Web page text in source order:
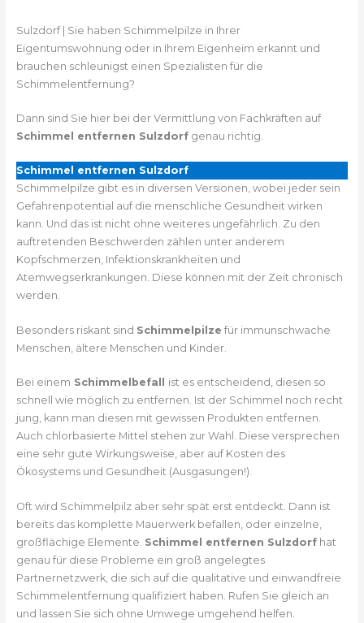
Sulzdorf | Sie haben Schimmelpilze in Ihrer
Eigentumswohnung oder in Ihrem Eigenheim erkannt und
brauchen schleunigst einen Spezialisten für die
Schimmelentfernung?
Dann sind Sie hier bei der Vermittlung von Fachkräften auf
Schimmel entfernen Sulzdorfgenau richtig.
Schimmel entfernen Sulzdorf
Schimmelpilze gibt es in diversen Versionen, wobei jeder sein
Gefahrenpotential auf die menschliche Gesundheit wirken
kann. Und das ist nicht ohne weiteres ungefährlich. Zu den
auftretenden Beschwerden zählen unter anderem
Kopfschmerzen, Infektionskrankheiten und
Atemwegserkrankungen. Diese können mit der Zeit chronisch
werden.
Besonders riskant sind Schimmelpilze für immunschwache
Menschen, ältere Menschen und Kinder.
Bei einem Schimmelbefall ist es entscheidend, diesen so
schnell wie möglich zu entfernen. Ist der Schimmel noch recht
jung, kann man diesen mit gewissen Produkten entfernen.
Auch chlorbasierte Mittel stehen zur Wahl. Diese versprechen
eine sehr gute Wirkungsweise, aber auf Kosten des
Ökosystems und Gesundheit (Ausgasungen!).
Oft wird Schimmelpilz aber sehr spät erst entdeckt. Dann ist
bereits das komplette Mauerwerk befallen, oder einzelne,
großflächige Elemente. Schimmel entfernen Sulzdorfhat
genau für diese Probleme ein groß angelegtes
Partnernetzwerk, die sich auf die qualitative und einwandfreie
Schimmelentfernung qualifiziert haben. Rufen Sie gleich an
und lassen Sie sich ohne Umwege umgehend helfen.